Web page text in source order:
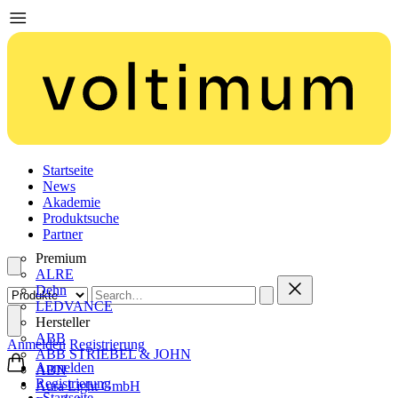
Startseite
News
Akademie
Produktsuche
Partner
Premium
ALRE
Dehn
LEDVANCE
Hersteller
ABB
ABB STRIEBEL & JOHN
ABN
Aura Light GmbH
Anmelden
Registrierung
Anmelden Registrierung